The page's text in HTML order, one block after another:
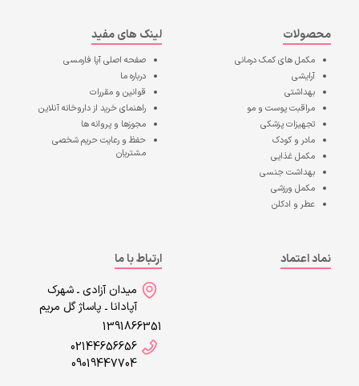
محصولات
مکمل های کمک درمانی
آرایشی
بهداشتی
مراقبت پوست و مو
تجهیزات پزشکی
مادر و کودک
مکمل غذایی
بهداشت جنسی
مکمل ورزشی
عطر و ادکلن
لینک های مفید
صفحه اصلیآپا فارمسی
درباره ما
قوانین و مقررات
راهنمای خرید از داروخانه آنلاین
مجوزها و پروانه ها
حفظ و رعایت حریم شخصی
مشتریان
نماد اعتماد
ارتباط با ما
میدان آزادی ـ شهرک
آپادانا ـ پاساژ گل مریم
1391866351
02144656656
09019447704